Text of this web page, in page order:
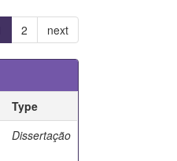
2 next
Type
Dissertação